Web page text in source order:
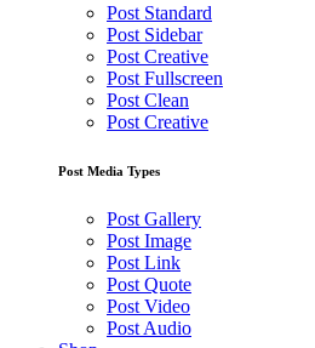
Post Standard
Post Sidebar
Post Creative
Post Fullscreen
Post Clean
Post Creative
Post Media Types
Post Gallery
Post Image
Post Link
Post Quote
Post Video
Post Audio